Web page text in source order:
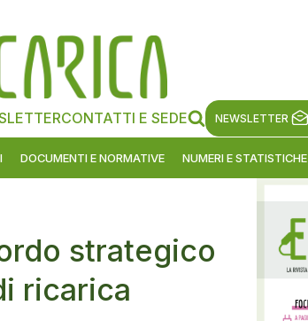
CONTATTI E SEDE NEWSLETTER
DOCUMENTI E NORMATIVE NUMERI E STATISTICHE
strategico
ricarica